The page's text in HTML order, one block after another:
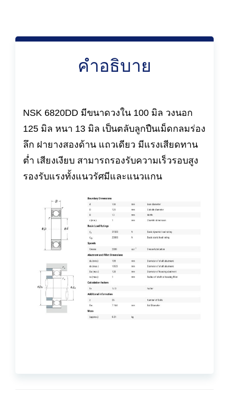
คำอธิบาย
NSK 6820DD มีขนาดวงใน 100 มิล วงนอก
125 มิล หนา 13 มิล เป็นตลับลูกปืนเม็ดกลมร่อง
ลึก ฝายางสองด้าน แถวเดียว มีแรงเสียดทาน
ต่ำ เสียงเงียบ สามารถรองรับความเร็วรอบสูง
รองรับแรงทั้งแนวรัศมีและแนวแกน